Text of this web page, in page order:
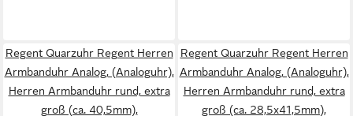
Regent Quarzuhr Regent Herren
Armbanduhr Analog, (Analoguhr),
Herren Armbanduhr rund, extra
groß (ca. 40,5mm),
Regent Quarzuhr Regent Herren
Armbanduhr Analog, (Analoguhr),
Herren Armbanduhr rund, extra
groß (ca. 28,5x41,5mm),